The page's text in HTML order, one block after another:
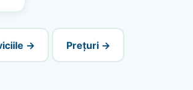
→ Prețuri →